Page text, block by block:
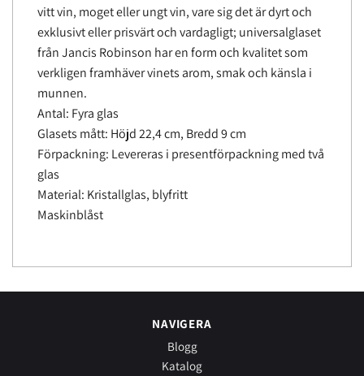
vitt vin, moget eller ungt vin, vare sig det är dyrt och
exklusivt eller prisvärt och vardagligt; universalglaset
från Jancis Robinson har en form och kvalitet som
verkligen framhäver vinets arom, smak och känsla i
munnen.
Antal: Fyra glas
Glasets mått: Höjd 22,4 cm, Bredd 9 cm
Förpackning: Levereras i presentförpackning med två
glas
Material: Kristallglas, blyfritt
Maskinblåst
NAVIGERA
Blogg
Katalog